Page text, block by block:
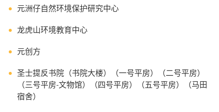
元洲仔自然环境保护研究中心
龙虎山环境教育中心
元创方
圣士提反书院（书院大楼）（一号平房）（二号平房）
（三号平房-文物馆）（四号平房）（五号平房）（马田
宿舍）